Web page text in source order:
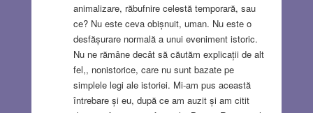
animalizare, răbufnire celestă temporară, sau
ce? Nu este ceva obișnuit, uman. Nu este o
desfășurare normală a unui eveniment istoric.
Nu ne rămâne decât să căutăm explicații de alt
fel,, nonistorice, care nu sunt bazate pe
simplele legi ale istoriei. Mi-am pus această
întrebare și eu, după ce am auzit și am citit